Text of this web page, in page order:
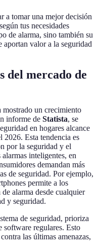
a tomar una mejor decisión
tus necesidades
de alarma, sino también su
aportan valor a la seguridad
del mercado de
mostrado un crecimiento
informe de Statista, se
en hogares alcance
2026. Esta tendencia es
por la seguridad y el
inteligentes, en
demandan más
de seguridad. Por ejemplo,
permite a los
alarma desde cualquier
y seguridad.
de seguridad, prioriza
software regulares. Esto
las últimas amenazas,